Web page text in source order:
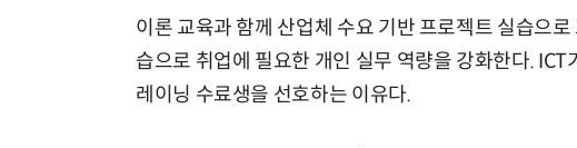
이론 교육과 함께 산업체 수요 기반 프로젝트 실습으
습으로 취업에 필요한 개인 실무 역량을 강화한다.
레이닝 수료생을 선호하는 이유다.